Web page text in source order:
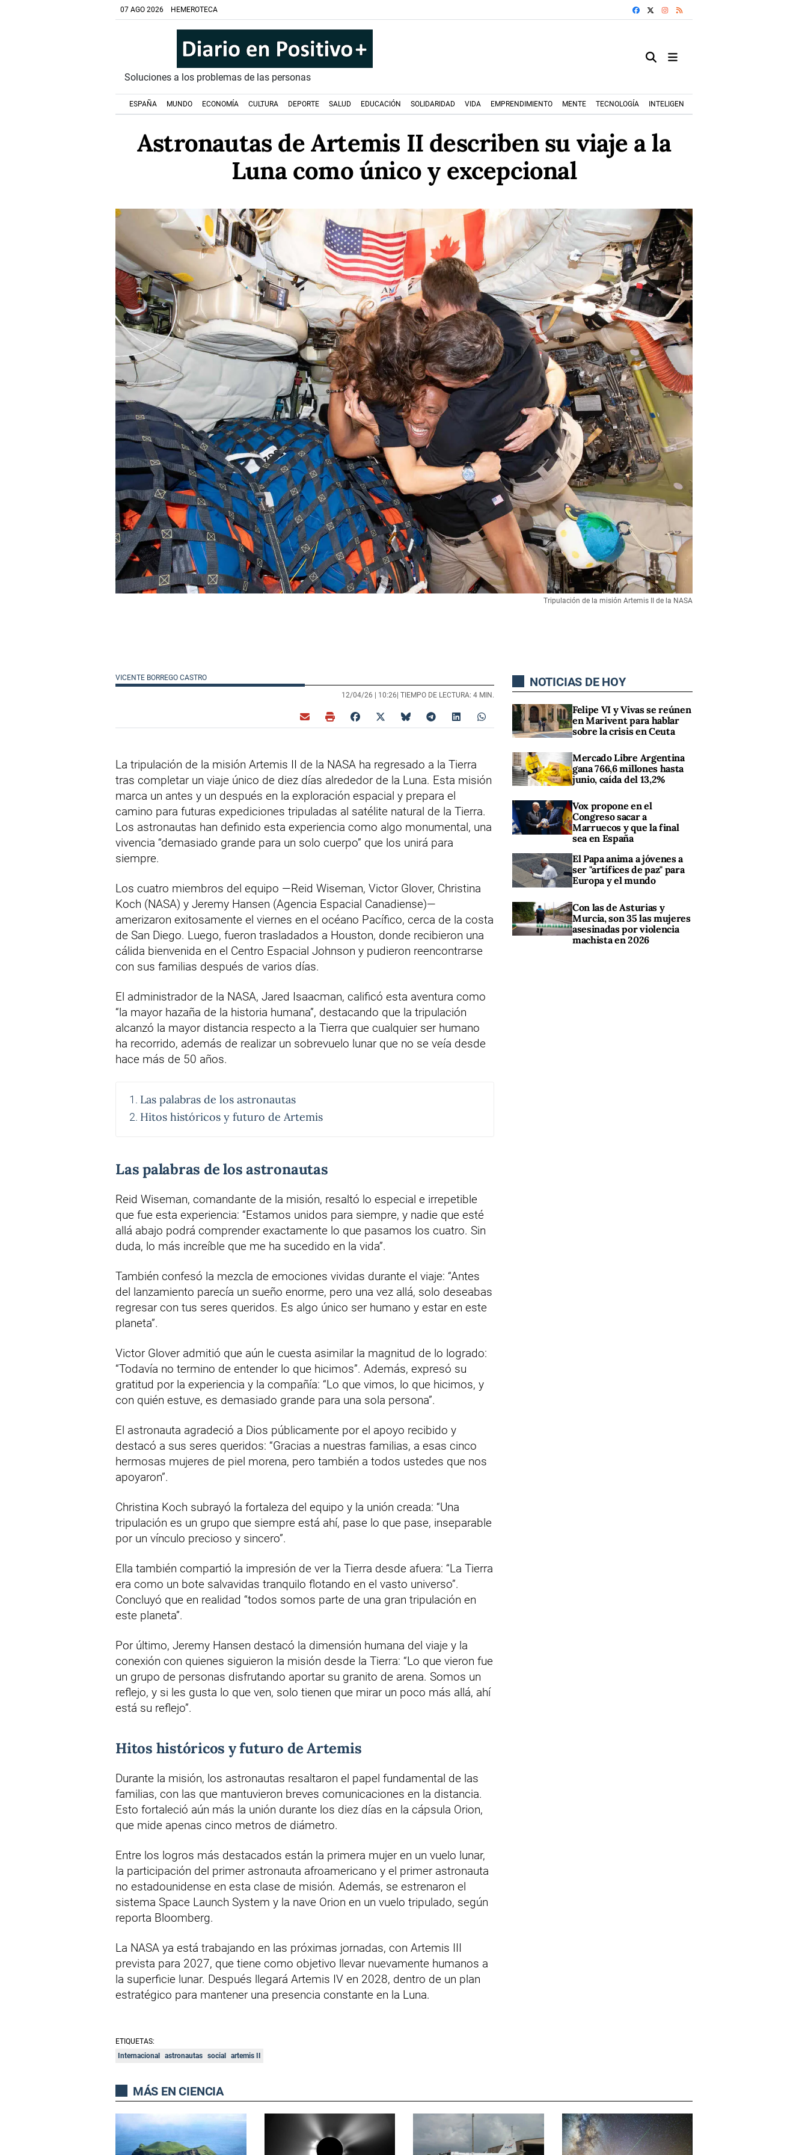
07 AGO 2026 HEMEROTECA FACEBOOKINSTAGRAM
Soluciones a los problemas de las personas
ESPAÑA MUNDO ECONOMÍA CULTURA DEPORTE SALUD EDUCACIÓN SOLIDARIDAD VIDA EMPRENDIMIENTO MENTE TECNOLOGÍA INTELIGENCIA ARTIFICIAL
Astronautas de Artemis II describen su viaje a la
Luna como único y excepcional
Tripulación de la misión Artemis II de la NASA
VICENTE BORREGO CASTRO
12/04/26 | 10:26| TIEMPO DE LECTURA: 4 MIN.
La tripulación de la misión Artemis II de la NASA ha regresado a la Tierra
tras completar un viaje único de diez días alrededor de la Luna. Esta misión
marca un antes y un después en la exploración espacial y prepara el
camino para futuras expediciones tripuladas al satélite natural de la Tierra.
Los astronautas han definido esta experiencia como algo monumental, una
vivencia “demasiado grande para un solo cuerpo” que los unirá para
siempre.
Los cuatro miembros del equipo —Reid Wiseman, Victor Glover, Christina
Koch (NASA) y Jeremy Hansen (Agencia Espacial Canadiense)—
amerizaron exitosamente el viernes en el océano Pacífico, cerca de la costa
de San Diego. Luego, fueron trasladados a Houston, donde recibieron una
cálida bienvenida en el Centro Espacial Johnson y pudieron reencontrarse
con sus familias después de varios días.
El administrador de la NASA, Jared Isaacman, calificó esta aventura como
“la mayor hazaña de la historia humana”, destacando que la tripulación
alcanzó la mayor distancia respecto a la Tierra que cualquier ser humano
ha recorrido, además de realizar un sobrevuelo lunar que no se veía desde
hace más de 50 años.
Las palabras de los astronautas
Hitos históricos y futuro de Artemis
Las palabras de los astronautas
Reid Wiseman, comandante de la misión, resaltó lo especial e irrepetible
que fue esta experiencia: “Estamos unidos para siempre, y nadie que esté
allá abajo podrá comprender exactamente lo que pasamos los cuatro. Sin
duda, lo más increíble que me ha sucedido en la vida”.
También confesó la mezcla de emociones vividas durante el viaje: “Antes
del lanzamiento parecía un sueño enorme, pero una vez allá, solo deseabas
regresar con tus seres queridos. Es algo único ser humano y estar en este
planeta”.
Victor Glover admitió que aún le cuesta asimilar la magnitud de lo logrado:
“Todavía no termino de entender lo que hicimos”. Además, expresó su
gratitud por la experiencia y la compañía: “Lo que vimos, lo que hicimos, y
con quién estuve, es demasiado grande para una sola persona”.
El astronauta agradeció a Dios públicamente por el apoyo recibido y
destacó a sus seres queridos: “Gracias a nuestras familias, a esas cinco
hermosas mujeres de piel morena, pero también a todos ustedes que nos
apoyaron”.
Christina Koch subrayó la fortaleza del equipo y la unión creada: “Una
tripulación es un grupo que siempre está ahí, pase lo que pase, inseparable
por un vínculo precioso y sincero”.
Ella también compartió la impresión de ver la Tierra desde afuera: “La Tierra
era como un bote salvavidas tranquilo flotando en el vasto universo”.
Concluyó que en realidad “todos somos parte de una gran tripulación en
este planeta”.
Por último, Jeremy Hansen destacó la dimensión humana del viaje y la
conexión con quienes siguieron la misión desde la Tierra: “Lo que vieron fue
un grupo de personas disfrutando aportar su granito de arena. Somos un
reflejo, y si les gusta lo que ven, solo tienen que mirar un poco más allá, ahí
está su reflejo”.
Hitos históricos y futuro de Artemis
Durante la misión, los astronautas resaltaron el papel fundamental de las
familias, con las que mantuvieron breves comunicaciones en la distancia.
Esto fortaleció aún más la unión durante los diez días en la cápsula Orion,
que mide apenas cinco metros de diámetro.
Entre los logros más destacados están la primera mujer en un vuelo lunar,
la participación del primer astronauta afroamericano y el primer astronauta
no estadounidense en esta clase de misión. Además, se estrenaron el
sistema Space Launch System y la nave Orion en un vuelo tripulado, según
reporta Bloomberg.
La NASA ya está trabajando en las próximas jornadas, con Artemis III
prevista para 2027, que tiene como objetivo llevar nuevamente humanos a
la superficie lunar. Después llegará Artemis IV en 2028, dentro de un plan
estratégico para mantener una presencia constante en la Luna.
ETIQUETAS:
Internacional astronautas social artemis II
NOTICIAS DE HOY
Felipe VI y Vivas se reúnen
en Marivent para hablar
sobre la crisis en Ceuta
Mercado Libre Argentina
gana 766,6 millones hasta
junio, caída del 13,2%
Vox propone en el
Congreso sacar a
Marruecos y que la final
sea en España
El Papa anima a jóvenes a
ser "artífices de paz" para
Europa y el mundo
Con las de Asturias y
Murcia, son 35 las mujeres
asesinadas por violencia
machista en 2026
MÁS EN CIENCIA